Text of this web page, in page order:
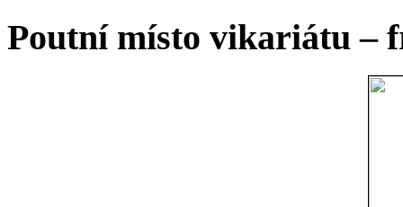
Poutní místo vikariátu –